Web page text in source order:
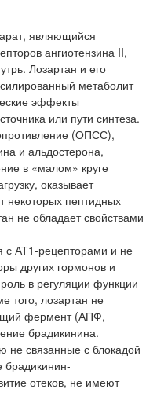
являющийся
ангиотензина II,
Лозартан и его
метаболит
эффекты
или пути синтеза.
(ОПСС),
и альдостерона,
в «малом» круге
оказывает
некоторых пептидных
не обладает свойствами
с АТ1-рецепторами и не
других гормонов и
в регуляции функции
того, лозартан не
фермент (АПФ,
брадикинина.
связанные с блокадой
брадикинин-
отеков, не имеют